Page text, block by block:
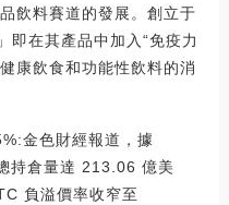
飲料賽道的發展。創立于
在其產品中加入“免疫力
康飲食和功能性飲料的消
金色財經報道，據
持倉量達 213.06 億美
負溢價率收窄至